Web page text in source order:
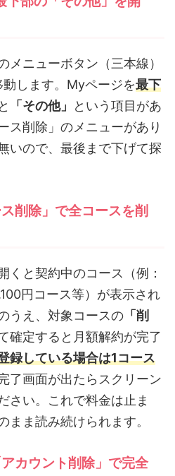
メニューボタン（三本線）
動します。Myページを最下
「その他」
という項目があ
ス削除」のメニューがあり
いので、最後まで下げて探
削除」で全コースを削
くと契約中のコース（例：
円コース等）が表示され
うえ、対象コースの 「削
確定すると月額解約が完了
録している場合は1コース
了画面が出たらスクリーン
さい。これで料金は止ま
まま読み続けられます。
カウント削除」で完全